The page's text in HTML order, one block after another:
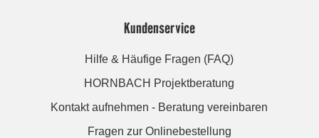
Kundenservice
Hilfe & Häufige Fragen (FAQ)
HORNBACH Projektberatung
Kontakt aufnehmen - Beratung vereinbaren
Fragen zur Onlinebestellung